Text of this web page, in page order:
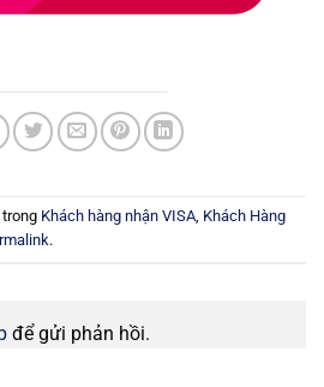
Khách hàng nhận VISA, Khách Hàng
.
để gửi phản hồi.